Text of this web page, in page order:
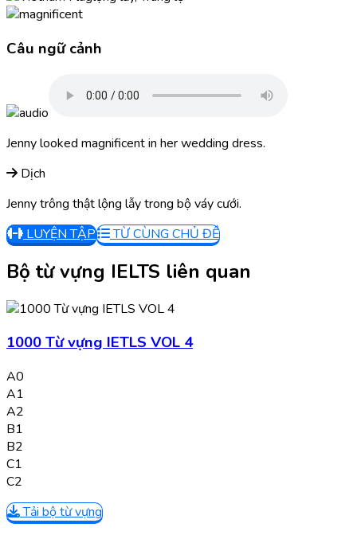
Câu ngữ cảnh
Jenny looked magnificentin her wedding dress.
Dịch
Jenny trông thật lộng lẫy trong bộ váy cưới.
LUYỆN TẬP
TỪ CÙNG CHỦ ĐỀ
Bộ từ vựng IELTS liên quan
1000 Từ vựng IETLS VOL 4
A0
A1
A2
B1
B2
C1
C2
Tải bộ từ vựng